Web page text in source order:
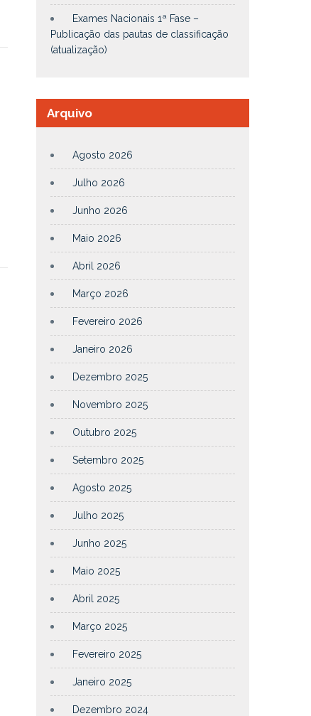
Exames Nacionais 1ª Fase –
Publicação das pautas de classificação
(atualização)
Arquivo
Agosto 2026
Julho 2026
Junho 2026
Maio 2026
Abril 2026
Março 2026
Fevereiro 2026
Janeiro 2026
Dezembro 2025
Novembro 2025
Outubro 2025
Setembro 2025
Agosto 2025
Julho 2025
Junho 2025
Maio 2025
Abril 2025
Março 2025
Fevereiro 2025
Janeiro 2025
Dezembro 2024